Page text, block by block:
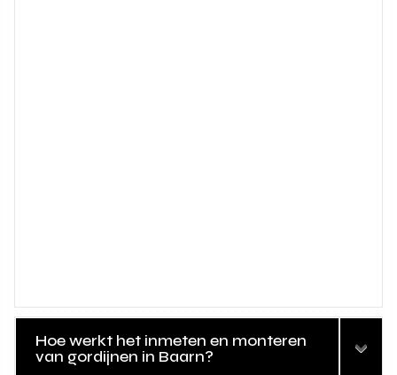
Hoe werkt het inmeten en monteren
van gordijnen in Baarn?